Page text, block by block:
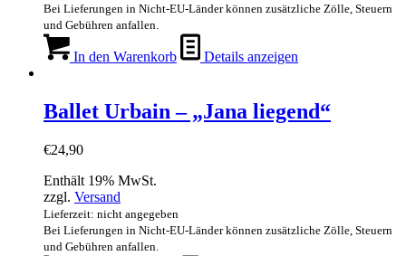
Bei Lieferungen in Nicht-EU-Länder können zusätzliche Zölle, Steuern
und Gebühren anfallen.
In den Warenkorb Details anzeigen
Ballet Urbain – „Jana liegend“
€24,90
Enthält 19% MwSt.
zzgl. Versand
Lieferzeit: nicht angegeben
Bei Lieferungen in Nicht-EU-Länder können zusätzliche Zölle, Steuern
und Gebühren anfallen.